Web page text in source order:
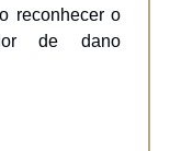
reconhecer o
de dano